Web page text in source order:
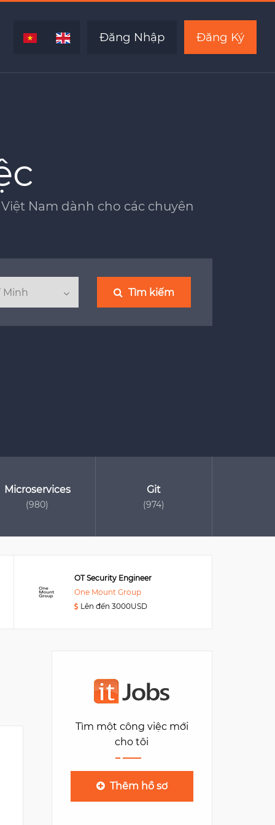
Đăng Nhập Đăng Ký
Nam dành cho các chuyên
Tìm kiếm
Microservices
(980)
Git
(974)
OT Security Engineer
One Mount Group
Lên đến 3000USD
Tìm một công việc mới
cho tôi
Thêm hồ sơ